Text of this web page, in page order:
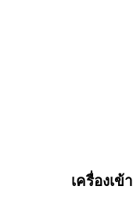
เครื่องเ